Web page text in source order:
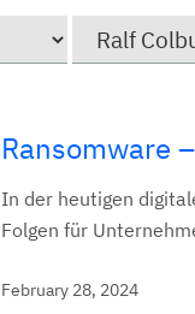
Ransomware
In der heutigen
Folgen für
February 28, 2024